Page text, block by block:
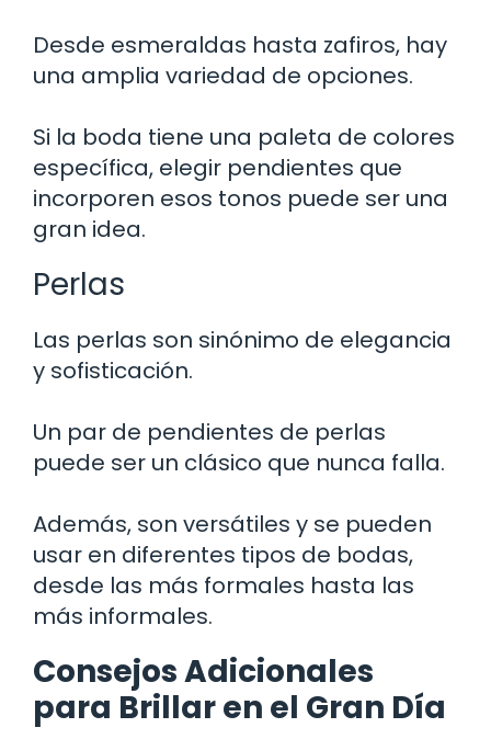
Desde esmeraldas hasta zafiros, hay
una amplia variedad de opciones.
Si la boda tiene una paleta de colores
específica, elegir pendientes que
incorporen esos tonos puede ser una
gran idea.
Perlas
Las perlas son sinónimo de elegancia
y sofisticación.
Un par de pendientes de perlas
puede ser un clásico que nunca falla.
Además, son versátiles y se pueden
usar en diferentes tipos de bodas,
desde las más formales hasta las
más informales.
Consejos Adicionales
para Brillar en el Gran Día